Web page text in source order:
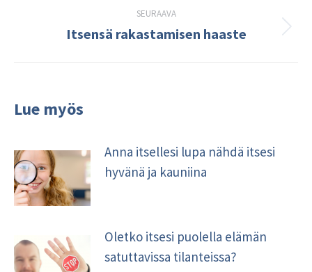
SEURAAVA
Seuraava
Itsensä rakastamisen haaste
Lue myös
Anna itsellesi lupa nähdä itsesi
hyvänä ja kauniina
Oletko itsesi puolella elämän
satuttavissa tilanteissa?